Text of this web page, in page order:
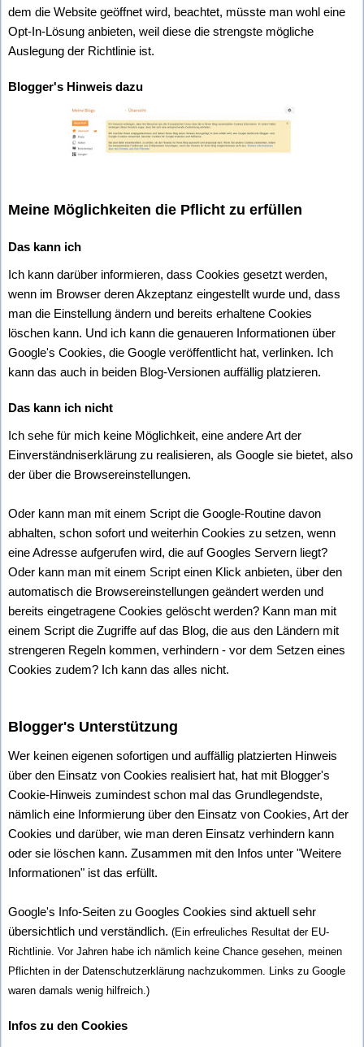
dem die Website geöffnet wird, beachtet, müsste man wohl eine
Opt-In-Lösung anbieten, weil diese die strengste mögliche
Auslegung der Richtlinie ist.
Blogger's Hinweis dazu
Meine Möglichkeiten die Pflicht zu erfüllen
Das kann ich
Ich kann darüber informieren, dass Cookies gesetzt werden,
wenn im Browser deren Akzeptanz eingestellt wurde und, dass
man die Einstellung ändern und bereits erhaltene Cookies
löschen kann. Und ich kann die genaueren Informationen über
Google's Cookies, die Google veröffentlicht hat, verlinken. Ich
kann das auch in beiden Blog-Versionen auffällig platzieren.
Das kann ich nicht
Ich sehe für mich keine Möglichkeit, eine andere Art der
Einverständniserklärung zu realisieren, als Google sie bietet, also
der über die Browsereinstellungen.
Oder kann man mit einem Script die Google-Routine davon
abhalten, schon sofort und weiterhin Cookies zu setzen, wenn
eine Adresse aufgerufen wird, die auf Googles Servern liegt?
Oder kann man mit einem Script einen Klick anbieten, über den
automatisch die Browsereinstellungen geändert werden und
bereits eingetragene Cookies gelöscht werden? Kann man mit
einem Script die Zugriffe auf das Blog, die aus den Ländern mit
strengeren Regeln kommen, verhindern - vor dem Setzen eines
Cookies zudem? Ich kann das alles nicht.
Blogger's Unterstützung
Wer keinen eigenen sofortigen und auffällig platzierten Hinweis
über den Einsatz von Cookies realisiert hat, hat mit Blogger's
Cookie-Hinweis zumindest schon mal das Grundlegendste,
nämlich eine Informierung über den Einsatz von Cookies, Art der
Cookies und darüber, wie man deren Einsatz verhindern kann
oder sie löschen kann. Zusammen mit den Infos unter "Weitere
Informationen" ist das erfüllt.
Google's Info-Seiten zu Googles Cookies sind aktuell sehr
übersichtlich und verständlich. (Ein erfreuliches Resultat der EU-
Richtlinie. Vor Jahren habe ich nämlich keine Chance gesehen, meinen
Pflichten in der Datenschutzerklärung nachzukommen. Links zu Google
waren damals wenig hilfreich.)
Infos zu den Cookies